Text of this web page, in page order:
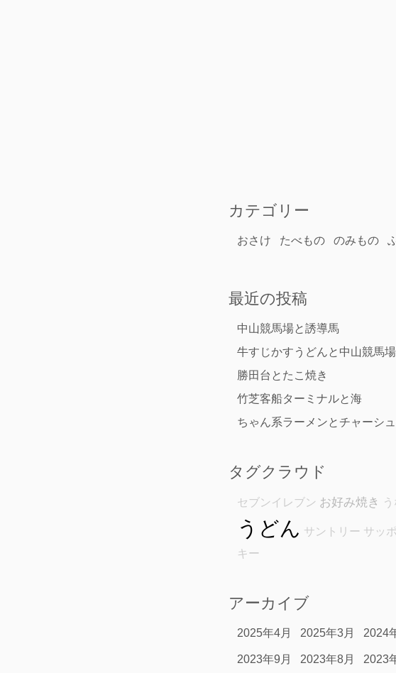
カテゴリー
おさけ たべもの のみもの
最近の投稿
中山競馬場と誘導馬
牛すじかすうどんと中山競馬場
勝田台とたこ焼き
竹芝客船ターミナルと海
ちゃん系ラーメンとチャーシ
タグクラウド
セブンイレブン お好み焼き
うどん サントリー サッ
キー
アーカイブ
2025年4月 2025年3月 2024
2023年9月 2023年8月 2023